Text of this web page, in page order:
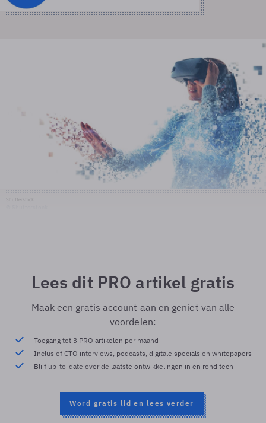
Lees dit PRO artikel gratis
Maak een gratis account aan en geniet van alle
voordelen:
Toegang tot 3 PRO artikelen per maand
Inclusief CTO interviews, podcasts, digitale specials en whitepapers
Blijf up-to-date over de laatste ontwikkelingen in en rond tech
Word gratis lid en lees verder